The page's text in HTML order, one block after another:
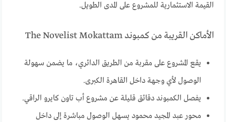
القيمة الاستثمارية للمشروع على المدى الطويل.
الأماكن القريبة من كمبوند The Novelist Mokattam
يقع المشروع على مقربة من الطريق الدائري، ما يضمن سهولة
الوصول لأي وجهة داخل القاهرة الكبرى.
يفصل الكمبوند دقائق قليلة عن مشروع أب تاون كايرو الراقي.
محور عبد المجيد محمود يسهل الوصول مباشرة إلى داخل